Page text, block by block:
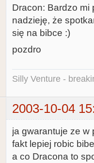
Dracon: Bardzo mi
nadzieję, że
się na bibce :)
pozdro
Silly Venture -
2003-10-04
ja gwarantuje ze w
fakt lepiej robic
a co Dracona to